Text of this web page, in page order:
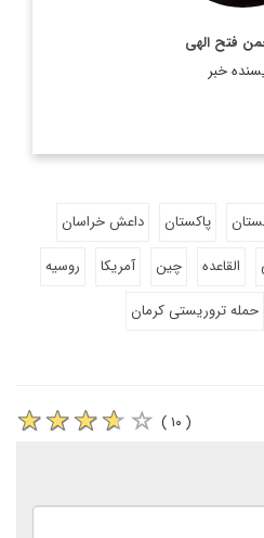
فتح الهی
خبر
پاکستان
داعش خراسان
القاعده چین آمریکا
روسیه
حمله تروریستی کرمان
( ۱۰ )